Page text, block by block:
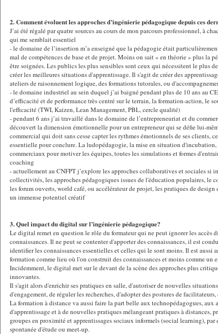
2. Comment évoluent les approches d’ingénierie pédagogique depuis ces
J’ai été régalé par quatre sources au cours de mon parcours professionnel, à
qui me semblait essentiel
- le domaine de l’insertion m’a enseigné que la pédagogie était
mal de compétences de base et de projet. Moins on sait « en théorie » plus la
être soignées. Les publics les plus sensibles sont ceux qui nécessitent le plus
créer les meilleures situations d'apprentissage. Il s'agit de créer des
ateliers de raisonnement logique, des formations tutorales, ou
- le domaine industriel au sein duquel j’ai baigné pendant plus de 10 ans au
d’efficacité et de performance très centré sur le terrain, la formation-action, le
l'efficacité (TWI, Kaizen, Lean Management, PBL, cercle qualité)
- pendant 6 ans j’ai travaillé dans le domaine de l’entrepreneuriat et du
découvert la dimension émotionnelle pour un entrepreneur qui se défie lui-
commercial qui doit sans cesse capter les rythmes émotionnels de ses clients,
essentielle pour conclure. La ludopédagogie, la mise en situation d'incubation,
commerciaux pour motiver les équipes, toutes les simulations et formes
coaching
- actuellement au CNFPT j’explore les approches collaboratives et sociales si
collectivités, les approches pédagogiques issues de l'éducation populaires, le
les forum ouverts, world café, ou accélérateur de projet, les pratiques de
un immense potentiel créatif
3. Quel impact du digital sur l’ingénierie pédagogique?
Le digital remet en question le rôle du formateur qui ne peut ignorer les accès
connaissances. Il ne peut se contenter d'apporter des connaissances, il est
identifier les connaissances essentielles et celles qui le sont moins. Il est aussi
formation comme lieu où l'on construit des connaissances et moins comme un
Incidemment, le digital met sur le devant de la scène des approches plus
innovantes.
Il s'agit alors d'enrichir ses pratiques en salle, d'autoriser de nouvelles
d'engagement, de réguler les recherches, d'adopter des postures de
La formation à distance va aussi faire la part belle aux technopédagogues, aux
d'apprentissage et à de nouvelles pratiques mélangeant pratiques à distances,
groupes en proximité et apprentissages sociaux informels (social learning), par
spontanée d'étude ou meet-up.